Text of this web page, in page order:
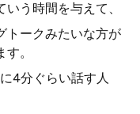
う時間を与えて、
トークみたいな方が
。
4分ぐらい話す人